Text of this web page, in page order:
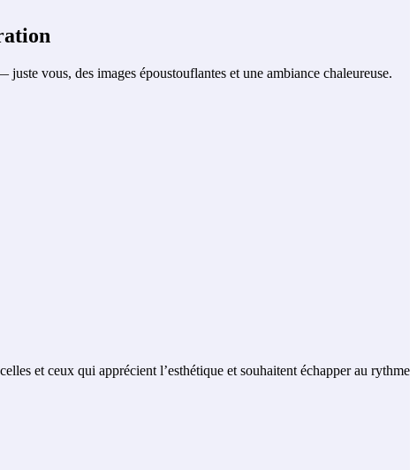
vous, des images époustouflantes et une ambiance chaleureuse.
et ceux qui apprécient l’esthétique et souhaitent échapper au rythme